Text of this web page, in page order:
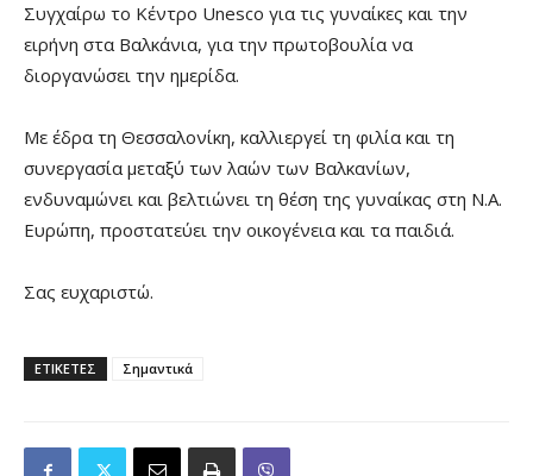
Συγχαίρω το Κέντρο Unesco για τις γυναίκες και την
ειρήνη στα Βαλκάνια, για την πρωτοβουλία να
διοργανώσει την ημερίδα.
Με έδρα τη Θεσσαλονίκη, καλλιεργεί τη φιλία και τη
συνεργασία μεταξύ των λαών των Βαλκανίων,
ενδυναμώνει και βελτιώνει τη θέση της γυναίκας στη Ν.Α.
Ευρώπη, προστατεύει την οικογένεια και τα παιδιά.
Σας ευχαριστώ.
ΕΤΙΚΕΤΕΣ Σημαντικά